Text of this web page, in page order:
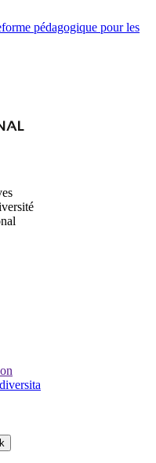
pédagogique pour les